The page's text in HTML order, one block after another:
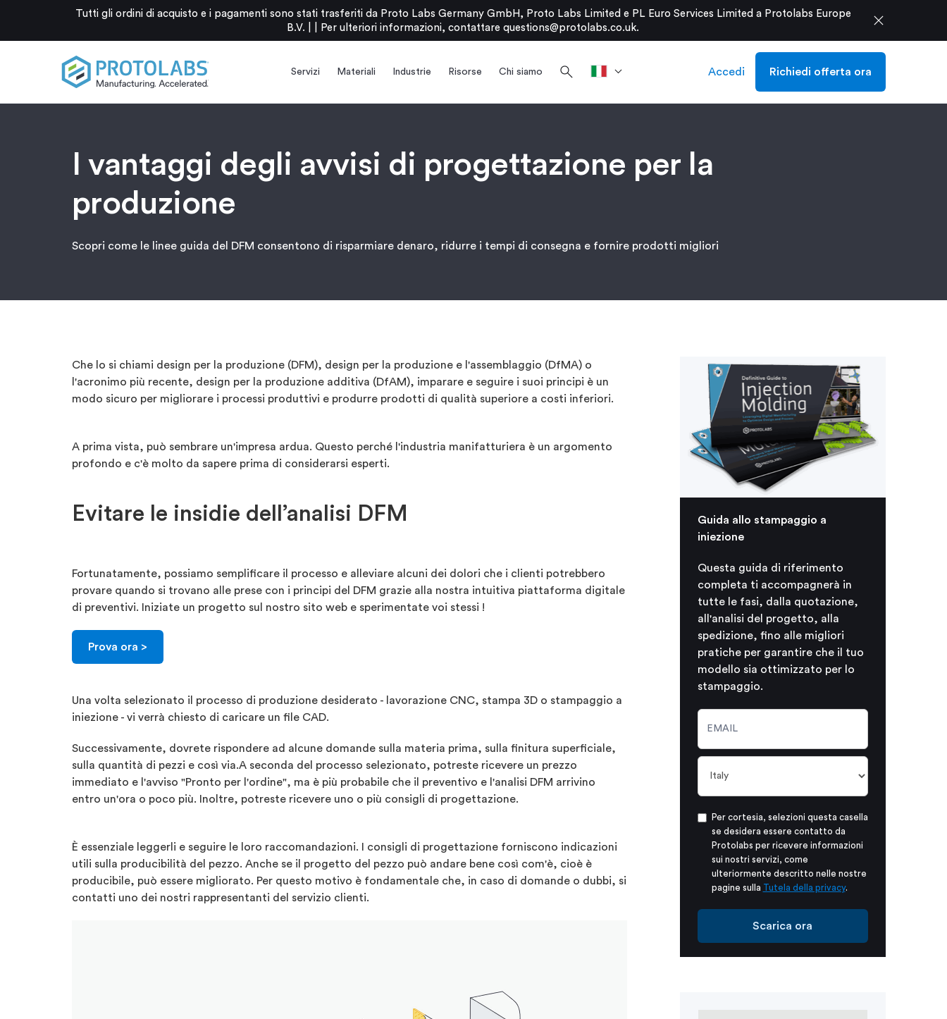
Tutti gli ordini di acquisto e i pagamenti sono stati trasferiti da Proto Labs Germany GmbH, Proto Labs Limited e PL Euro Services Limited a Protolabs Europe
B.V. |
Per ulteriori informazioni, contattare questions@protolabs.co.uk. close
Servizi Materiali Industrie Risorse Chi siamo search Accedi Richiedi offerta ora
I vantaggi degli avvisi di progettazione per la
produzione
Scopri come le linee guida del DFM consentono di risparmiare denaro, ridurre i tempi di consegna e fornire prodotti migliori
Che lo si chiami design per la produzione (DFM), design per la produzione e l'assemblaggio (DfMA) o
l'acronimo più recente, design per la produzione additiva (DfAM), imparare e seguire i suoi principi è un
modo sicuro per migliorare i processi produttivi e produrre prodotti di qualità superiore a costi inferiori.
A prima vista, può sembrare un'impresa ardua. Questo perché l'industria manifatturiera è un argomento
profondo e c'è molto da sapere prima di considerarsi esperti.
Evitare le insidie dell’analisi DFM
Fortunatamente, possiamo semplificare il processo e alleviare alcuni dei dolori che i clienti potrebbero
provare quando si trovano alle prese con i principi del DFM grazie alla nostra intuitiva piattaforma digitale
di preventivi. Iniziate un progetto sul nostro sito web e sperimentate voi stessi !
Prova ora >
Una volta selezionato il processo di produzione desiderato - lavorazione CNC, stampa 3D o stampaggio a
iniezione - vi verrà chiesto di caricare un file CAD.
Successivamente, dovrete rispondere ad alcune domande sulla materia prima, sulla finitura superficiale,
sulla quantità di pezzi e così via.A seconda del processo selezionato, potreste ricevere un prezzo
immediato e l'avviso "Pronto per l'ordine", ma è più probabile che il preventivo e l'analisi DFM arrivino
entro un'ora o poco più. Inoltre, potreste ricevere uno o più consigli di progettazione.
È essenziale leggerli e seguire le loro raccomandazioni. I consigli di progettazione forniscono indicazioni
utili sulla producibilità del pezzo. Anche se il progetto del pezzo può andare bene così com'è, cioè è
producibile, può essere migliorato. Per questo motivo è fondamentale che, in caso di domande o dubbi, si
contatti uno dei nostri rappresentanti del servizio clienti.
Guida allo stampaggio a
iniezione
Questa guida di riferimento
completa ti accompagnerà in
tutte le fasi, dalla quotazione,
all'analisi del progetto, alla
spedizione, fino alle migliori
pratiche per garantire che il tuo
modello sia ottimizzato per lo
stampaggio.
Per cortesia, selezioni questa casella
se desidera essere contatto da
Protolabs per ricevere informazioni
sui nostri servizi, come
ulteriormente descritto nelle nostre
pagine sulla Tutela della privacy.
Scarica ora